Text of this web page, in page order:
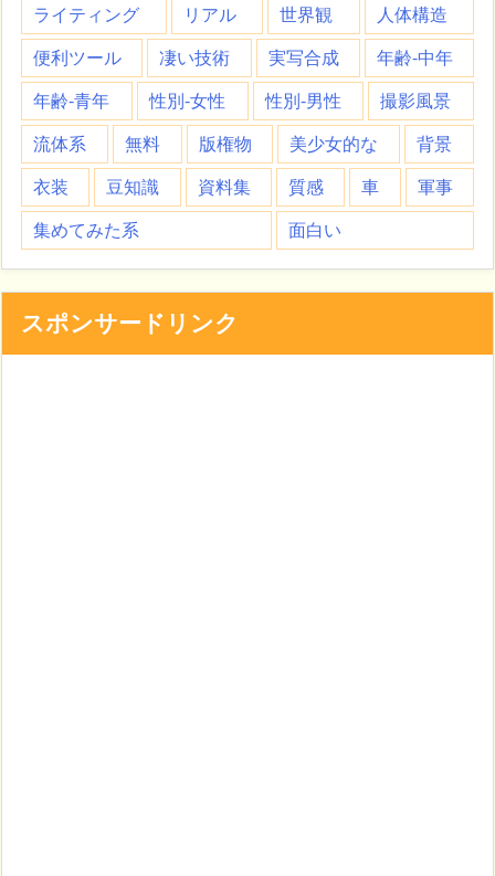
ライティング
リアル 世界観
人体構造
便利ツール
凄い技術 実写合成
年齢-中年
年齢-青年
性別-女性 性別-男性
撮影風景
流体系
無料 版権物 美少女的な
背景
衣装
豆知識 資料集 質感 車
軍事
集めてみた系
面白い
スポンサードリンク